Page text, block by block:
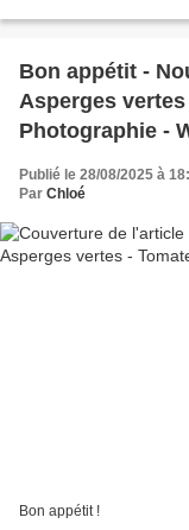
Bon appétit -
Asperges
Photographie -
Publié le 28/08/2025 à
Par Chloé
Bon appétit !